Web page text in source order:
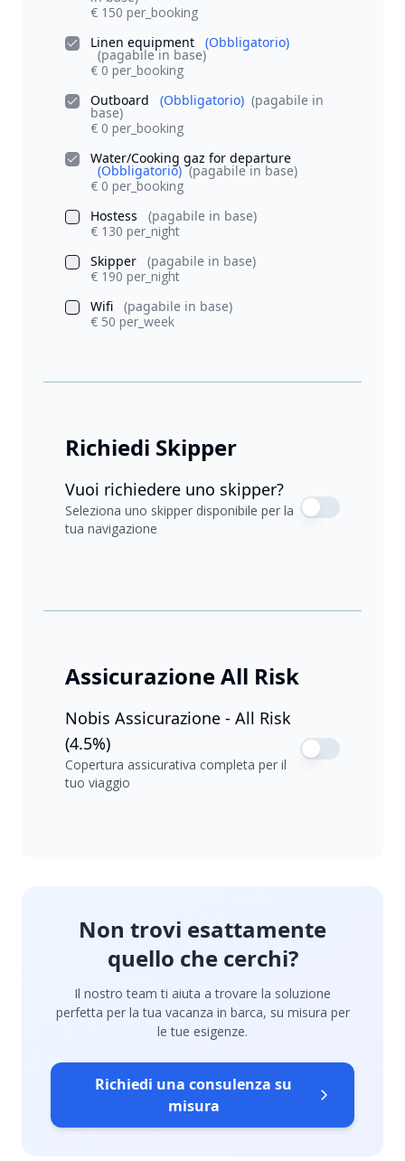
€ 150 per_booking
Linen equipment
(Obbligatorio)
(pagabile in base)
€ 0 per_booking
Outboard
(Obbligatorio) (pagabile in
base)
€ 0 per_booking
Water/Cooking gaz for departure
(Obbligatorio) (pagabile in base)
€ 0 per_booking
Hostess
(pagabile in base)
€ 130 per_night
Skipper
(pagabile in base)
€ 190 per_night
Wifi
(pagabile in base)
€ 50 per_week
Richiedi Skipper
Vuoi richiedere uno skipper?
Seleziona uno skipper disponibile per la
tua navigazione
Assicurazione All Risk
Nobis Assicurazione - All Risk
(4.5%)
Copertura assicurativa completa per il
tuo viaggio
Non trovi esattamente
quello che cerchi?
Il nostro team ti aiuta a trovare la soluzione
perfetta per la tua vacanza in barca, su misura per
le tue esigenze.
Richiedi una consulenza su
misura